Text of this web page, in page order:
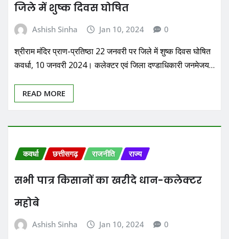
जिले में शुष्क दिवस घोषित
Ashish Sinha Jan 10, 2024 0
श्रीराम मंदिर प्राण-प्रतिष्ठा 22 जनवरी पर जिले में शुष्क दिवस घोषित
कवर्धा, 10 जनवरी 2024। कलेक्टर एवं जिला दण्डाधिकारी जनमेजय…
READ MORE
कवर्धा छत्तीसगढ़ राजनीति राज्य
सभी पात्र किसानों का खरीदे धान-कलेक्टर
महोबे
Ashish Sinha Jan 10, 2024 0